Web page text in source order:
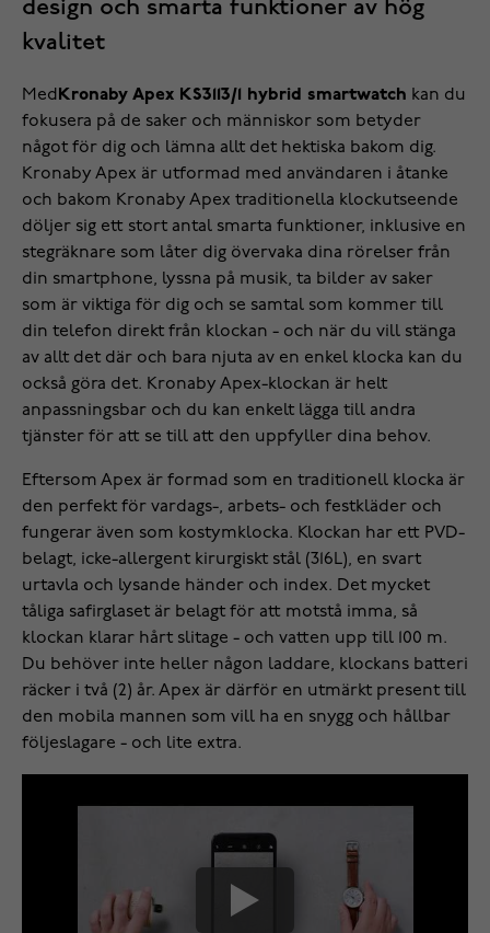
design och smarta funktioner av hög
kvalitet
MedKronaby Apex KS3113/1 hybrid smartwatch kan du
fokusera på de saker och människor som betyder
något för dig och lämna allt det hektiska bakom dig.
Kronaby Apex är utformad med användaren i åtanke
och bakom Kronaby Apex traditionella klockutseende
döljer sig ett stort antal smarta funktioner, inklusive en
stegräknare som låter dig övervaka dina rörelser från
din smartphone, lyssna på musik, ta bilder av saker
som är viktiga för dig och se samtal som kommer till
din telefon direkt från klockan - och när du vill stänga
av allt det där och bara njuta av en enkel klocka kan du
också göra det. Kronaby Apex-klockan är helt
anpassningsbar och du kan enkelt lägga till andra
tjänster för att se till att den uppfyller dina behov.
Eftersom Apex är formad som en traditionell klocka är
den perfekt för vardags-, arbets- och festkläder och
fungerar även som kostymklocka. Klockan har ett PVD-
belagt, icke-allergent kirurgiskt stål (316L), en svart
urtavla och lysande händer och index. Det mycket
tåliga safirglaset är belagt för att motstå imma, så
klockan klarar hårt slitage - och vatten upp till 100 m.
Du behöver inte heller någon laddare, klockans batteri
räcker i två (2) år. Apex är därför en utmärkt present till
den mobila mannen som vill ha en snygg och hållbar
följeslagare - och lite extra.